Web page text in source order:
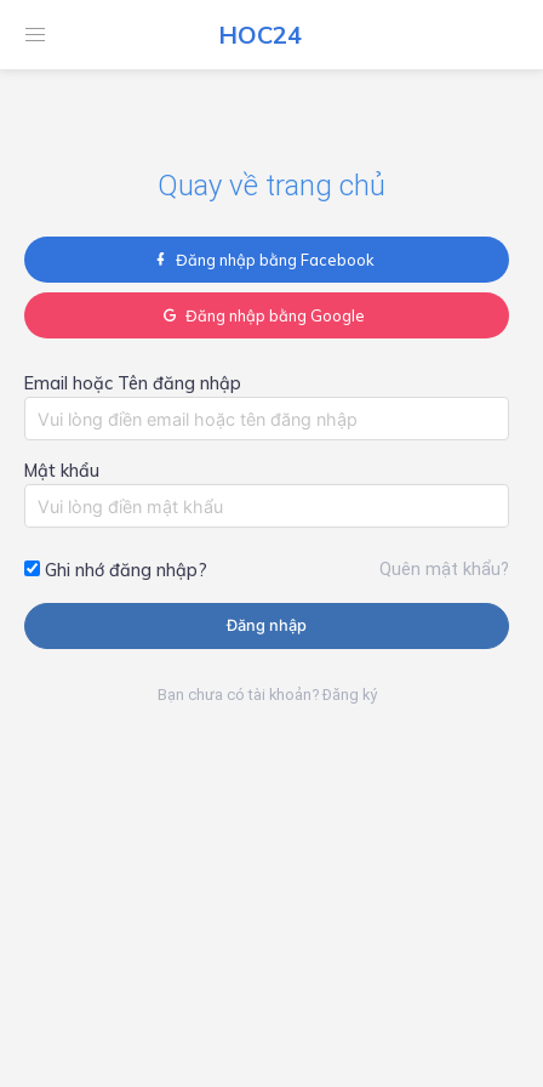
HOC24
HOC24
Quay về trang chủ
Đăng nhập bằng Facebook
Đăng nhập bằng Google
Email hoặc Tên đăng nhập
Mật khẩu
Ghi nhớ đăng nhập? Quên mật khẩu?
Đăng nhập
Bạn chưa có tài khoản? Đăng ký